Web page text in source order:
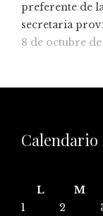
preferente de
secretaria
8 de octubre de
Calendario
L
M
1
2